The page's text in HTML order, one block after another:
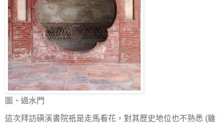
圖、過水門
這次拜訪磺溪書院祇是走馬看花，對其歷史地位也不熟悉 (雖